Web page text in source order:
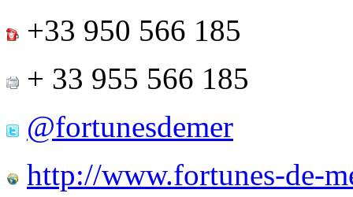
+33 950 566 185
+ 33 955 566 185
@fortunesdemer
http://www.fortunes-de-